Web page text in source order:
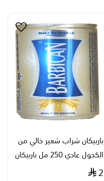
باربيكان شراب شعير خالي من
الكحول عادي 250 مل باربيكان
2